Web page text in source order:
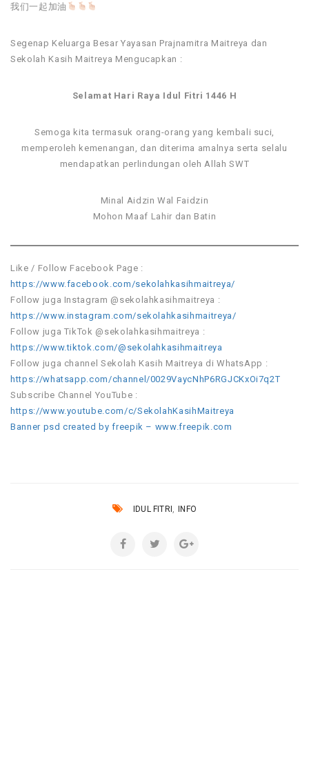
我们一起加油
Segenap Keluarga Besar Yayasan Prajnamitra Maitreya dan
Sekolah Kasih Maitreya Mengucapkan :
Selamat Hari Raya Idul Fitri 1446 H
Semoga kita termasuk orang-orang yang kembali suci,
memperoleh kemenangan, dan diterima amalnya serta selalu
mendapatkan perlindungan oleh Allah SWT
Minal Aidzin Wal Faidzin
Mohon Maaf Lahir dan Batin
Like / Follow Facebook Page :
https://www.facebook.com/sekolahkasihmaitreya/
Follow juga Instagram @sekolahkasihmaitreya :
https://www.instagram.com/sekolahkasihmaitreya/
Follow juga TikTok @sekolahkasihmaitreya :
https://www.tiktok.com/@sekolahkasihmaitreya
Follow juga channel Sekolah Kasih Maitreya di WhatsApp :
https://whatsapp.com/channel/0029VaycNhP6RGJCKxOi7q2T
Subscribe Channel YouTube :
https://www.youtube.com/c/SekolahKasihMaitreya
Banner psd created by freepik – www.freepik.com
IDUL FITRI INFO